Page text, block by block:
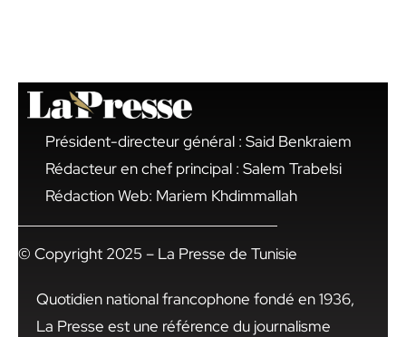
Président-directeur général : Said Benkraiem
Rédacteur en chef principal : Salem Trabelsi
Rédaction Web: Mariem Khdimmallah
© Copyright 2025 – La Presse de Tunisie
Quotidien national francophone fondé en 1936,
La Presse est une référence du journalisme